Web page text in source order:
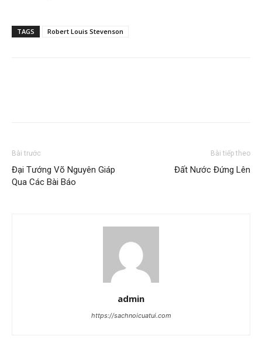
TAGS Robert Louis Stevenson
Bài trước
Đại Tướng Võ Nguyên Giáp
Qua Các Bài Báo
Bài tiếp theo
Đất Nước Đứng Lên
admin
https://sachnoicuatui.com